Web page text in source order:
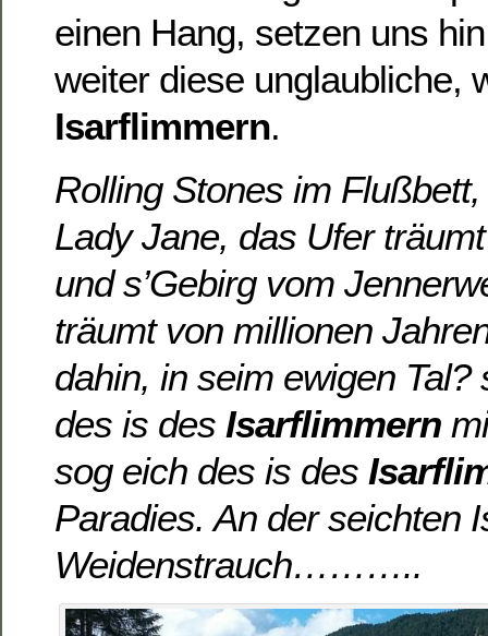
einen Hang, setzen uns
weiter diese unglaubliche,
Isarflimmern.
Rolling Stones im
Lady Jane, das Ufer
und s’Gebirg vom
träumt von millionen
dahin, in seim ewigen Tal?
des is des Isarflimmern
sog eich des is des
Paradies. An der seichten
Weidenstrauch………..